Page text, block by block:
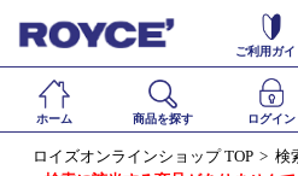
ご利用ガイ
ホーム 商品を探す ログイン
ロイズオンラインショップ TOP
検